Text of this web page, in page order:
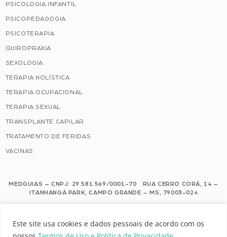
Este site usa cookies e dados pessoais de acordo com os
PSICOLOGIA INFANTIL
PSICOPEDAGOGIA
PSICOTERAPIA
QUIROPRAXIA
SEXOLOGIA
TERAPIA HOLÍSTICA
TERAPIA OCUPACIONAL
TERAPIA SEXUAL
TRANSPLANTE CAPILAR
TRATAMENTO DE FERIDAS
VACINAS
MEDGUIAS – CNPJ: 29.581.569/0001-70 RUA CERRO CORÁ, 14 –
ITANHANGÁ PARK, CAMPO GRANDE – MS, 79003-024
Este site usa cookies e dados pessoais de acordo com os nossos Termos de
Uso e Política de Privacidade.